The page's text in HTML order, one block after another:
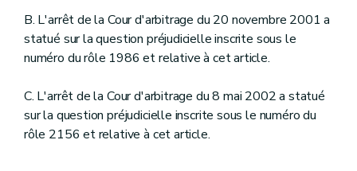
Art. 40
Chapitre III Du personnel du (centre public d'action sociale)
Art. 41
Art. 42
Art. 44
Art. 45
Art. 46
Art. 47
B. L'arrêt de la Cour d'arbitrage du 20 novembre 2001 a
statué sur la question préjudicielle inscrite sous le
numéro du rôle 1986 et relative à cet article.
C. L'arrêt de la Cour d'arbitrage du 8 mai 2002 a statué
sur la question préjudicielle inscrite sous le numéro du
rôle 2156 et relative à cet article.